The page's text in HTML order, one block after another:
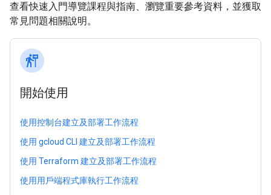
查看快速入門導覽課程與指南、瀏覽重要參考資料，並獲取
常見問題相關說明。
follow_the_signs
開始使用
使用控制台建立及部署工作流程
使用 gcloud CLI 建立及部署工作流程
使用 Terraform 建立及部署工作流程
使用用戶端程式庫執行工作流程